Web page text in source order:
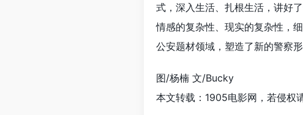
式，深入生活、扎根生活，讲好
情感的复杂性、现实的复杂性，
公安题材领域，塑造了新的警察
图/杨楠 文/Bucky
本文转载：1905电影网，若侵权